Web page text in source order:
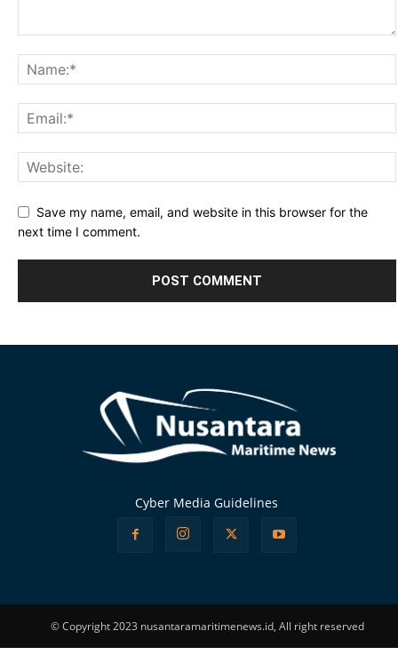
Save my name, email, and website in this browser for the
next time I comment.
Cyber Media Guidelines
© Copyright 2023 nusantaramaritimenews.id, All right reserved